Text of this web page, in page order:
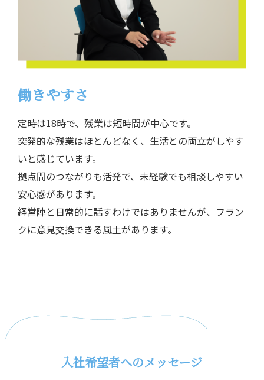
働きやすさ
定時は18時で、残業は短時間が中心です。
突発的な残業はほとんどなく、生活との両立がしやす
いと感じています。
拠点間のつながりも活発で、未経験でも相談しやすい
安心感があります。
経営陣と日常的に話すわけではありませんが、フラン
クに意見交換できる風土があります。
入社希望者へのメッセージ